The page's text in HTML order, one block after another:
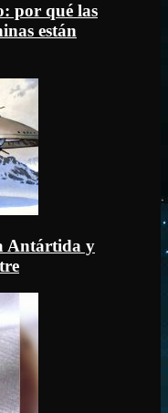
por qué las
están
Antártida y